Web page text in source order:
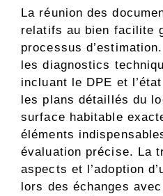
La réunion des
relatifs au bien facilite
processus
les diagnostics
incluant le DPE et
les plans détaillés du
surface habitable
éléments
évaluation précise. La
aspects et l’adoption
lors des échanges